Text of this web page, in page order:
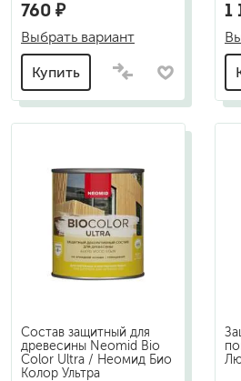
760 ₽
Выбрать вариант
Купить
1
Состав защитный для
древесины Neomid Bio
Color Ultra / Неомид Био
Колор Ультра